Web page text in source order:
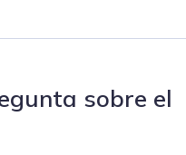
sobre el